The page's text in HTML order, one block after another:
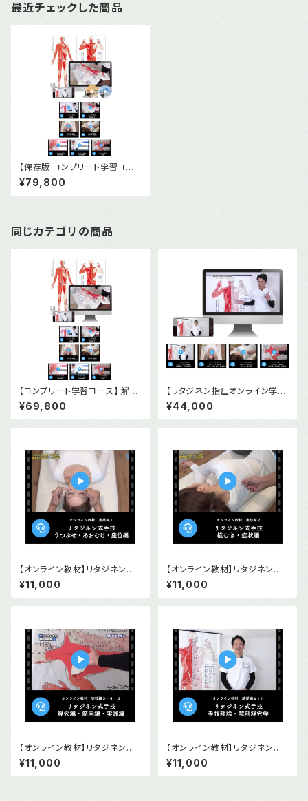
最近チェックした商品
【保存版 コンプリート学習コー
ス】解剖経穴タオル 前後面2枚
＋オンライン教材(基礎編2本・
実技篇5本)＋DVD2本セット
¥79,800
同じカテゴリの商品
【コンプリート学習コース】 解剖
経穴タオル 前後面2枚＋オンラ
イン教材(基礎編2本・実技篇5
本)セット
¥69,800
【リタジネン指圧オンライン学習
コース】実技編5本基礎編2本セ
ット
¥44,000
【オンライン教材】リタジネン指
圧 うつぶせ・あおむけ・座位編
¥11,000
【オンライン教材】リタジネン指
圧 横むき・症状編
¥11,000
【オンライン教材】リタジネン指
圧 経穴編・筋肉編・実践編
¥11,000
【オンライン教材】リタジネン指
圧 手技理論 解剖経穴学基礎2
本セット
¥11,000